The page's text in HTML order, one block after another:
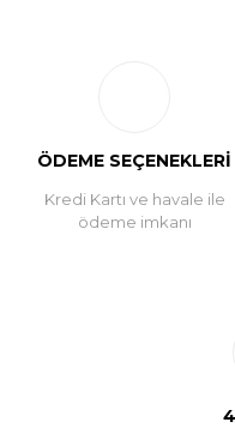
ÖDEME SEÇENEKLERİ
Kredi Kartı ve havale ile
ödeme imkanı